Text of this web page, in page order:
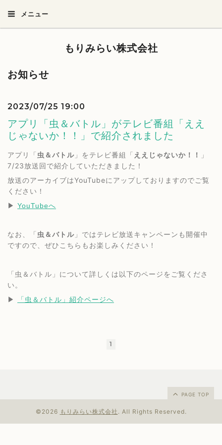
メニュー
もりみらい株式会社
お知らせ
2023/07/25 19:00
アプリ「虫＆バトル」がテレビ番組「ええ
じゃないか！！」で紹介されました
アプリ「虫＆バトル 」をテレビ番組「 ええじゃないか！！
」
7/23放送回で紹介していただきました！
放送のアーカイブはYouTubeにアップしておりますのでご覧
ください！
▶︎ YouTubeへ
なお、「虫＆バトル 」ではテレビ放送キャンペーンも開催中
ですので、ぜひこちらもお楽しみください！
「虫＆バトル」について詳しくは以下のページをご覧くださ
い。
▶︎
「虫＆バトル」紹介ページへ
1
PAGE TOP
©2026 もりみらい株式会社 . All Rights Reserved.